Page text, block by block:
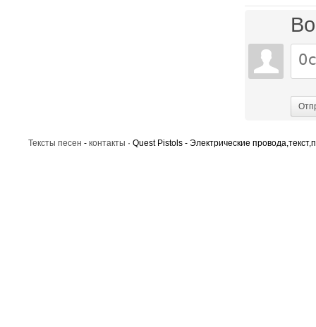
Тексты песен - контакты · Quest Pistols - Электрические